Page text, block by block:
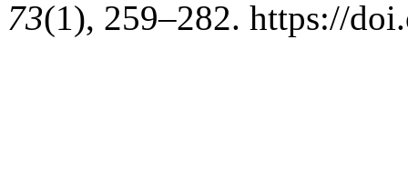
73(1), 259–282. https://